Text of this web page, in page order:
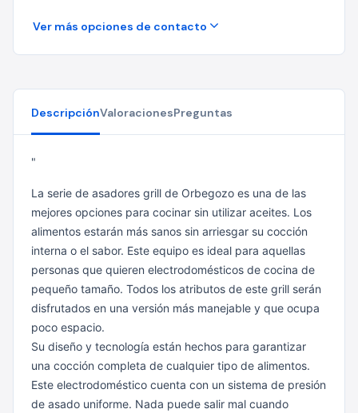
Ver más opciones de contacto
DescripciónValoracionesPreguntas
"
La serie de asadores grill de Orbegozo es una de las
mejores opciones para cocinar sin utilizar aceites. Los
alimentos estarán más sanos sin arriesgar su cocción
interna o el sabor. Este equipo es ideal para aquellas
personas que quieren electrodomésticos de cocina de
pequeño tamaño. Todos los atributos de este grill serán
disfrutados en una versión más manejable y que ocupa
poco espacio.
Su diseño y tecnología están hechos para garantizar
una cocción completa de cualquier tipo de alimentos.
Este electrodoméstico cuenta con un sistema de presión
de asado uniforme. Nada puede salir mal cuando